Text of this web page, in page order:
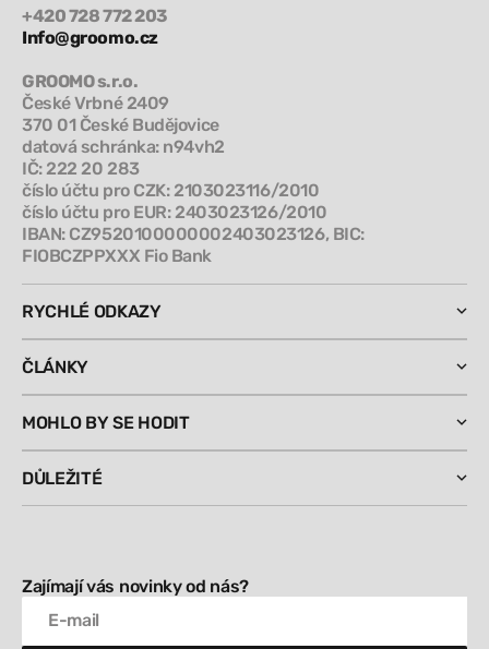
+420 728 772 203
Info@groomo.cz
GROOMO s.r.o.
České Vrbné 2409
370 01 České Budějovice
datová schránka: n94vh2
IČ: 222 20 283
číslo účtu pro CZK: 2103023116/2010
číslo účtu pro EUR: 2403023126/2010
IBAN: CZ9520100000002403023126, BIC:
FIOBCZPPXXX Fio Bank
RYCHLÉ ODKAZY
ČLÁNKY
MOHLO BY SE HODIT
DŮLEŽITÉ
Zajímají vás novinky od nás?
E-mail